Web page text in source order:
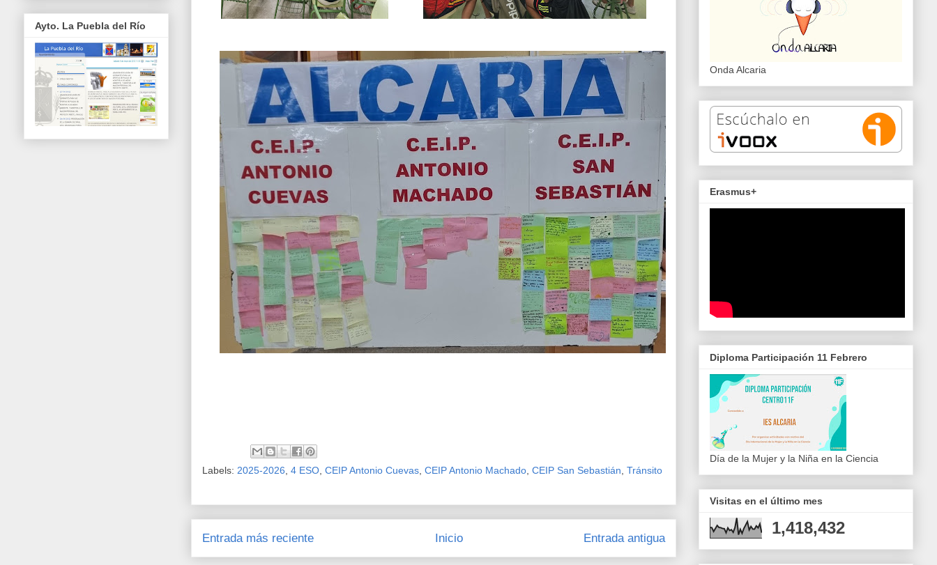
Labels: 2025-2026 4 ESO CEIP Antonio Cuevas CEIP Antonio Machado CEIP San Sebastián Tránsito
Entrada más reciente Entrada antigua
Inicio
Ayto. La Puebla del Río
Onda Alcaria
Erasmus+
Diploma Participación 11 Febrero
Día de la Mujer y la Niña en la Ciencia
Visitas en el último mes
1,418,432